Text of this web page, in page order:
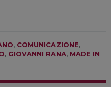
, COMUNICAZIONE,
, GIOVANNI RANA, MADE IN